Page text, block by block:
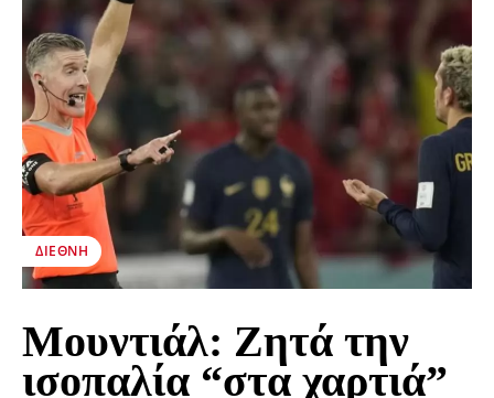
ΔΙΕΘΝΉ
Μουντιάλ: Ζητά την
ισοπαλία “στα χαρτιά”